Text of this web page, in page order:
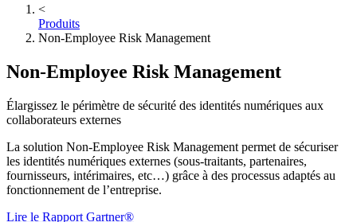
<
Produits
Non-Employee Risk Management
Non-Employee Risk Management
Élargissez le périmètre de sécurité des identités numériques aux
collaborateurs externes
La solution Non-Employee Risk Management permet de sécuriser
les identités numériques externes (sous-traitants, partenaires,
fournisseurs, intérimaires, etc…) grâce à des processus adaptés au
fonctionnement de l’entreprise.
Lire le Rapport Gartner®︎